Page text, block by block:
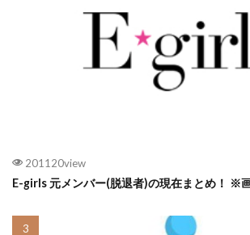
201120view
E-girls 元メンバー(脱退者)の現在まとめ！ ※